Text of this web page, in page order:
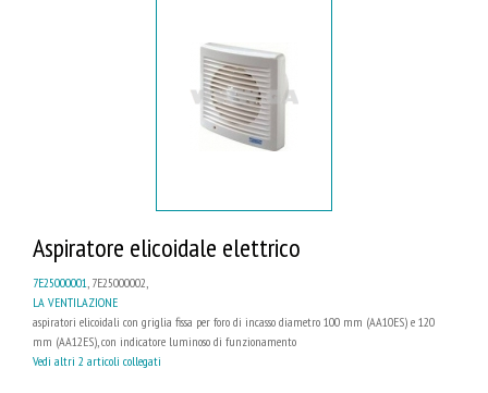
Aspiratore elicoidale elettrico
7E25000001, 7E25000002,
LA VENTILAZIONE
aspiratori elicoidali con griglia fissa per foro di incasso diametro 100 mm (AA10ES) e 120
mm (AA12ES), con indicatore luminoso di funzionamento
Vedi altri 2 articoli collegati